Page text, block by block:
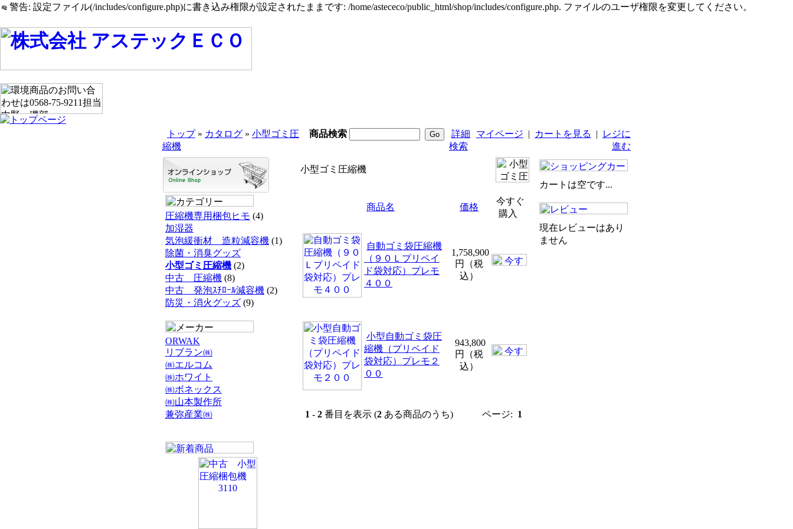
警告: 設定ファイル(/includes/configure.php)に書き込み権限が設定されたままです: /home/astececo/public_html/shop/includes/configure.php. ファイルのユーザ権限を変更してください。
トップ» カタログ » 小型ゴミ圧
縮機
商品検索
詳細
検索
マイページ | カートを見る |
レジに
進む
圧縮機専用梱包ヒモ (4)
加湿器
気泡緩衝材 造粒減容機 (1)
除菌・消臭グッズ
小型ゴミ圧縮機 (2)
中古 圧縮機 (8)
中古 発泡ｽﾁﾛｰﾙ減容機 (2)
防災・消火グッズ (9)
ORWAK
リブラン㈱
㈱エルコム
㈱ホワイト
㈱ボネックス
㈱山本製作所
兼弥産業㈱
小型ゴミ圧縮機
商品名 価格
今すぐ
購入
自動ゴミ袋圧縮機
（９０Ｌプリペイ
ド袋対応）プレモ
４００
1,758,900
円（税
込）
小型自動ゴミ袋圧
縮機（プリペイド
袋対応）プレモ２
００
943,800
円（税
込）
1 - 2 番目を表示 (2 ある商品のうち) ページ: 1
カートは空です...
現在レビューはあり
ません